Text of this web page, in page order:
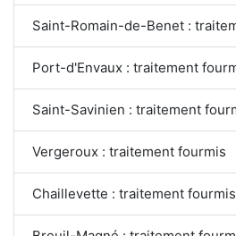
Saint-Romain-de-Benet :
Port-d'Envaux : traitement
Saint-Savinien : traitement
Vergeroux : traitement fourmis
Chaillevette : traitement fourmis